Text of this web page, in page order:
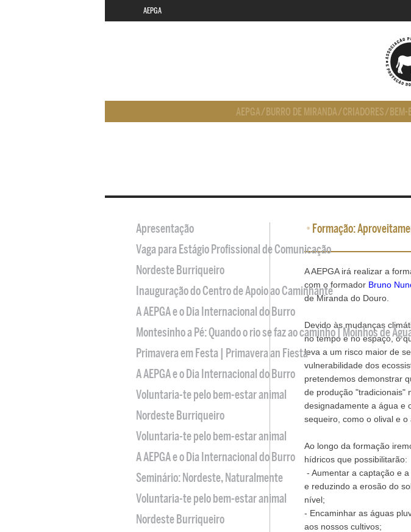
AEPGA
AEPGA/ BURRO DE MIRANDA/CRIADORES/ BEM-
• Formação:
A AEPGA irá realizar a
com o formador Bruno
de Miranda do Douro.
Devido às mudanças
no tempo e no espaço, o
leva a um risco maior de
vulnerabilidade dos
pretendemos demonstrar
de produção "tradicionais"
designadamente a água e
sequeiro, como o olival e o
Ao longo da formação
hídricos que possibilitarão:
- Aumentar a captação e
e reduzindo a erosão do
nível;
- Encaminhar as águas
aos nossos cultivos;
Apresentação
Vaga para Estágio Profissional de Comunicação
Nordeste Burriqueiro
Inauguração do Centro de Apoio ao Caminhante
A AEPGA e o Dia Internacional do Burro
Montesinho a Pé: Quando o rio se faz ao caminho | Moinhos de
Primavera em Festa | Primavera an Fiesta
A AEPGA e o Dia Internacional do Burro
Voluntaria-te pelo bem-estar animal
Nordeste Burriqueiro
Voluntaria-te pelo bem-estar animal
A AEPGA e o Dia Internacional do Burro
Seminário: Nordeste, Naturalmente
Voluntaria-te pelo bem-estar animal
Nordeste Burriqueiro